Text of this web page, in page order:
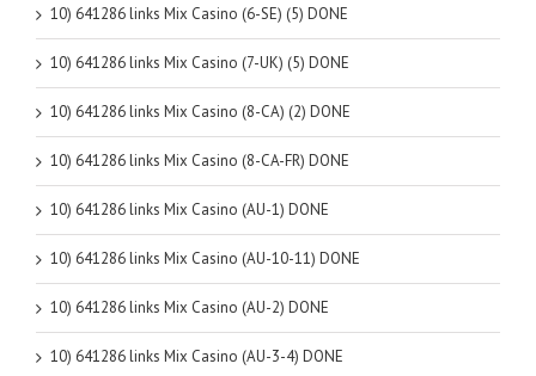
10) 641286 links Mix Casino (6-SE) (5) DONE
10) 641286 links Mix Casino (7-UK) (5) DONE
10) 641286 links Mix Casino (8-CA) (2) DONE
10) 641286 links Mix Casino (8-CA-FR) DONE
10) 641286 links Mix Casino (AU-1) DONE
10) 641286 links Mix Casino (AU-10-11) DONE
10) 641286 links Mix Casino (AU-2) DONE
10) 641286 links Mix Casino (AU-3-4) DONE